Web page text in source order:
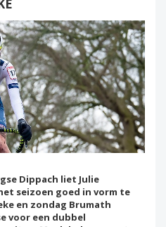
Dippach liet Julie
seizoen goed in vorm te
en zondag Brumath
voor een dubbel